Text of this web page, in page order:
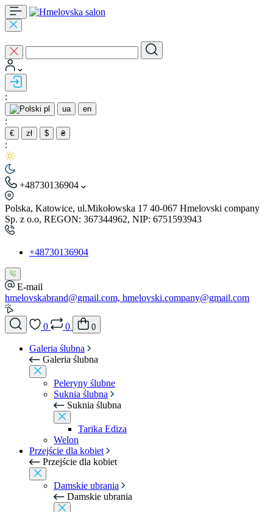
:
pl ua en
:
€ zł $ ₴
:
+48730136904
Polska, Katowice, ul.Mikołowska 17 40-067 Hmelovski company
Sp. z o.o, REGON: 367344962, NIP: 6751593943
+48730136904
E-mail
hmelovskabrand@gmail.com, hmelovski.company@gmail.com
0 0 0
Galeria ślubna
Galeria ślubna
Peleryny ślubne
Suknia ślubna
Suknia ślubna
Tarika Ediza
Welon
Przejście dla kobiet
Przejście dla kobiet
Damskie ubrania
Damskie ubrania